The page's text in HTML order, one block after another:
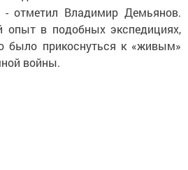
- отметил Владимир Демьянов.
в подобных экспедициях,
было прикоснуться к «живым»
войны.